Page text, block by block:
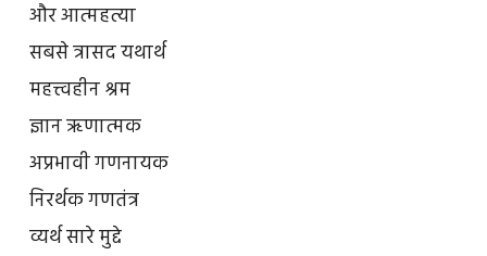
और आत्महत्या
सबसे त्रासद यथार्थ
महत्त्वहीन श्रम
ज्ञान ऋणात्मक
अप्रभावी गणनायक
निरर्थक गणतंत्र
व्यर्थ सारे मुद्दे